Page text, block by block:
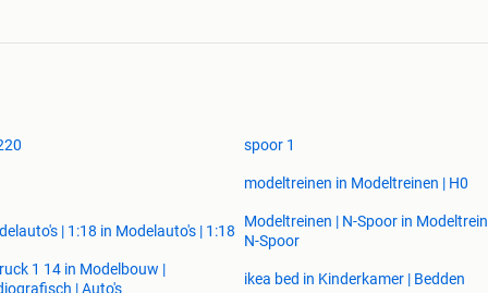
ervaring hebben wij opgedaan sinds 2002. Een
spoor 1
modeltreinen in Modeltreinen | H0
| 1:18 in Modelauto's | 1:18
Modeltreinen | N-Spoor in
N-Spoor
1 14 in Modelbouw |
| Auto's
ikea bed in Kinderkamer | Bedden